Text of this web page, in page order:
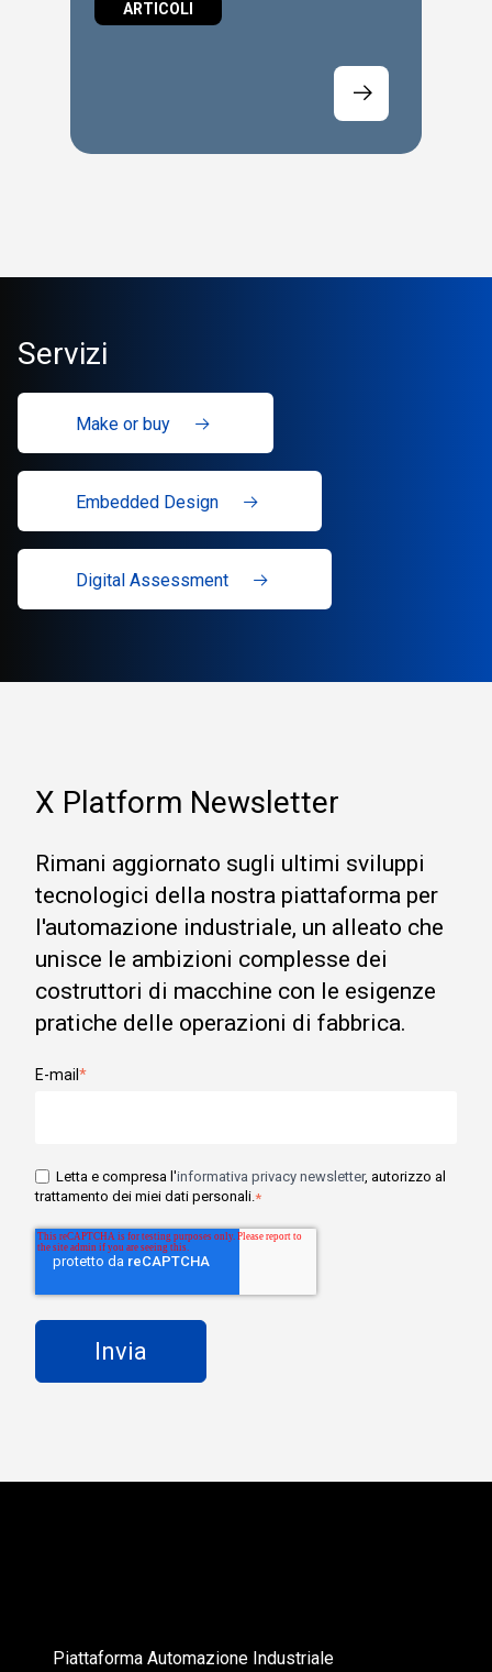
ARTICOLI
Servizi
Make or buy
Embedded Design
Digital Assessment
X Platform Newsletter
Rimani aggiornato sugli ultimi sviluppi
tecnologici della nostra piattaforma per
l'automazione industriale, un alleato che
unisce le ambizioni complesse dei
costruttori di macchine con le esigenze
pratiche delle operazioni di fabbrica.
E-mail *
Letta e compresa l'informativa privacy newsletter, autorizzo al
trattamento dei miei dati personali. *
Piattaforma Automazione Industriale